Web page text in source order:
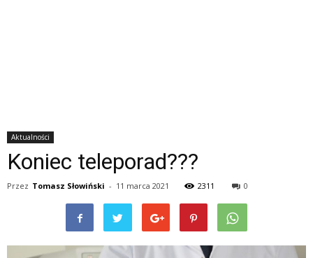
Aktualności
Koniec teleporad???
Przez Tomasz Słowiński - 11 marca 2021 2311 0